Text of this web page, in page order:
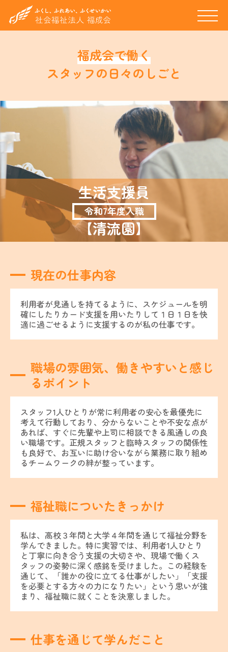
福成会で働く
スタッフの日々のしごと
生活支援員
令和7年度入職
【清流園】
現在の仕事内容
利用者が見通しを持てるように、スケジュールを明
確にしたりカード支援を用いたりして１日１日を快
適に過ごせるように支援するのが私の仕事です。
職場の雰囲気、働きやすいと感じ
るポイント
スタッフ1人ひとりが常に利用者の安心を最優先に
考えて行動しており、分からないことや不安な点が
あれば、すぐに先輩や上司に相談できる風通しの良
い職場です。正規スタッフと臨時スタッフの関係性
も良好で、お互いに助け合いながら業務に取り組め
るチームワークの絆が整っています。
福祉職についたきっかけ
私は、高校３年間と大学４年間を通じて福祉分野を
学んできました。特に実習では、利用者1人ひとり
と丁寧に向き合う支援の大切さや、現場で働くス
タッフの姿勢に深く感銘を受けました。この経験を
通じて、「誰かの役に立てる仕事がしたい」「支援
を必要とする方々の力になりたい」という思いが強
まり、福祉職に就くことを決意しました。
仕事を通じて学んだこと